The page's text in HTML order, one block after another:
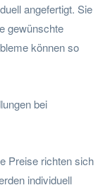
angefertigt. Sie
gewünschte
können so
bei
Preise richten sich
individuell